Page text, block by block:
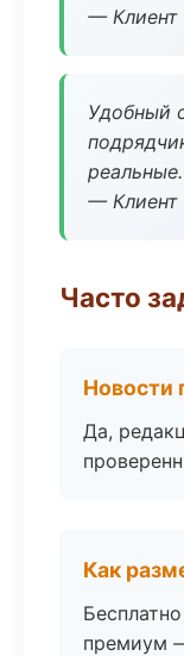
— Клиент
Удобный
реальные.
— Клиент
Часто
Новости
Да,
Как
премиум